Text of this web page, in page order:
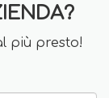
più presto!